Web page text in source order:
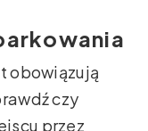
obowiązują
czy
przez